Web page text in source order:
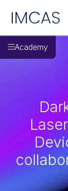
IMCAS
Academy